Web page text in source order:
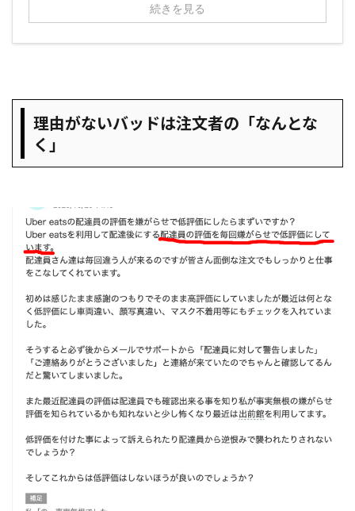
続きを見る
理由がないバッドは注文者の「なんとな
く」